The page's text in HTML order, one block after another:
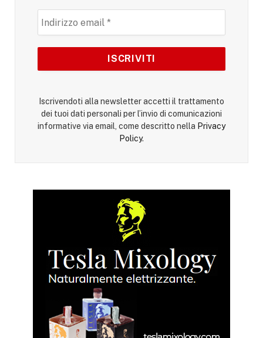
Iscrivendoti alla newsletter accetti il trattamento
dei tuoi dati personali per l’invio di comunicazioni
informative via email, come descritto nella Privacy
Policy.